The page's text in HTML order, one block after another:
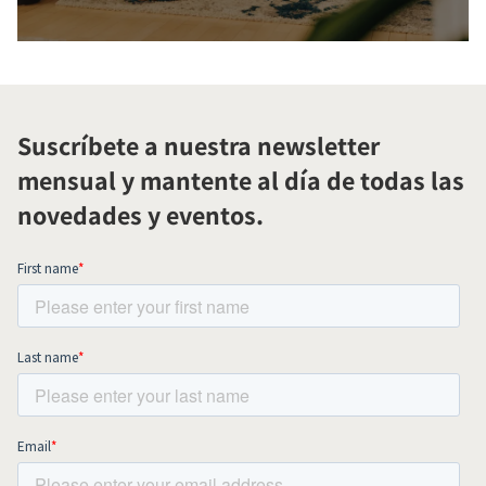
Suscríbete a nuestra newsletter
mensual y mantente al día de todas las
novedades y eventos.